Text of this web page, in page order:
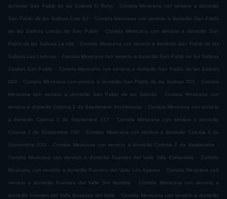
domicilio San Pablo de las Salinas El Reloj . Comida Mexicana con servicio a domicilio
San Pablo de las Salinas Lote 62 . Comida Mexicana con servicio a domicilio San Pablo
de las Salinas Lomas de San Pablo . Comida Mexicana con servicio a domicilio San
Pablo de las Salinas La Isla . Comida Mexicana con servicio a domicilio San Pablo de las
Salinas Las Laderas . Comida Mexicana con servicio a domicilio San Pablo de las Salinas
Casitas San Pablo . Comida Mexicana con servicio a domicilio San Pablo de las Salinas
004 . Comida Mexicana con servicio a domicilio San Pablo de las Salinas 001 . Comida
Mexicana con servicio a domicilio San Pablo de las Salinas . Comida Mexicana con
servicio a domicilio Colonia 2 de Septiembre Xochimiquia . Comida Mexicana con servicio
a domicilio Colonia 2 de Septiembre 017 . Comida Mexicana con servicio a domicilio
Colonia 2 de Septiembre 030 . Comida Mexicana con servicio a domicilio Colonia 2 de
Septiembre 033 . Comida Mexicana con servicio a domicilio Colonia 2 de Septiembre .
Comida Mexicana con servicio a domicilio Fuentes del Valle Villa Esmeralda . Comida
Mexicana con servicio a domicilio Fuentes del Valle Los Agaves . Comida Mexicana con
servicio a domicilio Fuentes del Valle Sin Nombre . Comida Mexicana con servicio a
domicilio Fuentes del Valle Bosques del Valle . Comida Mexicana con servicio a domicilio